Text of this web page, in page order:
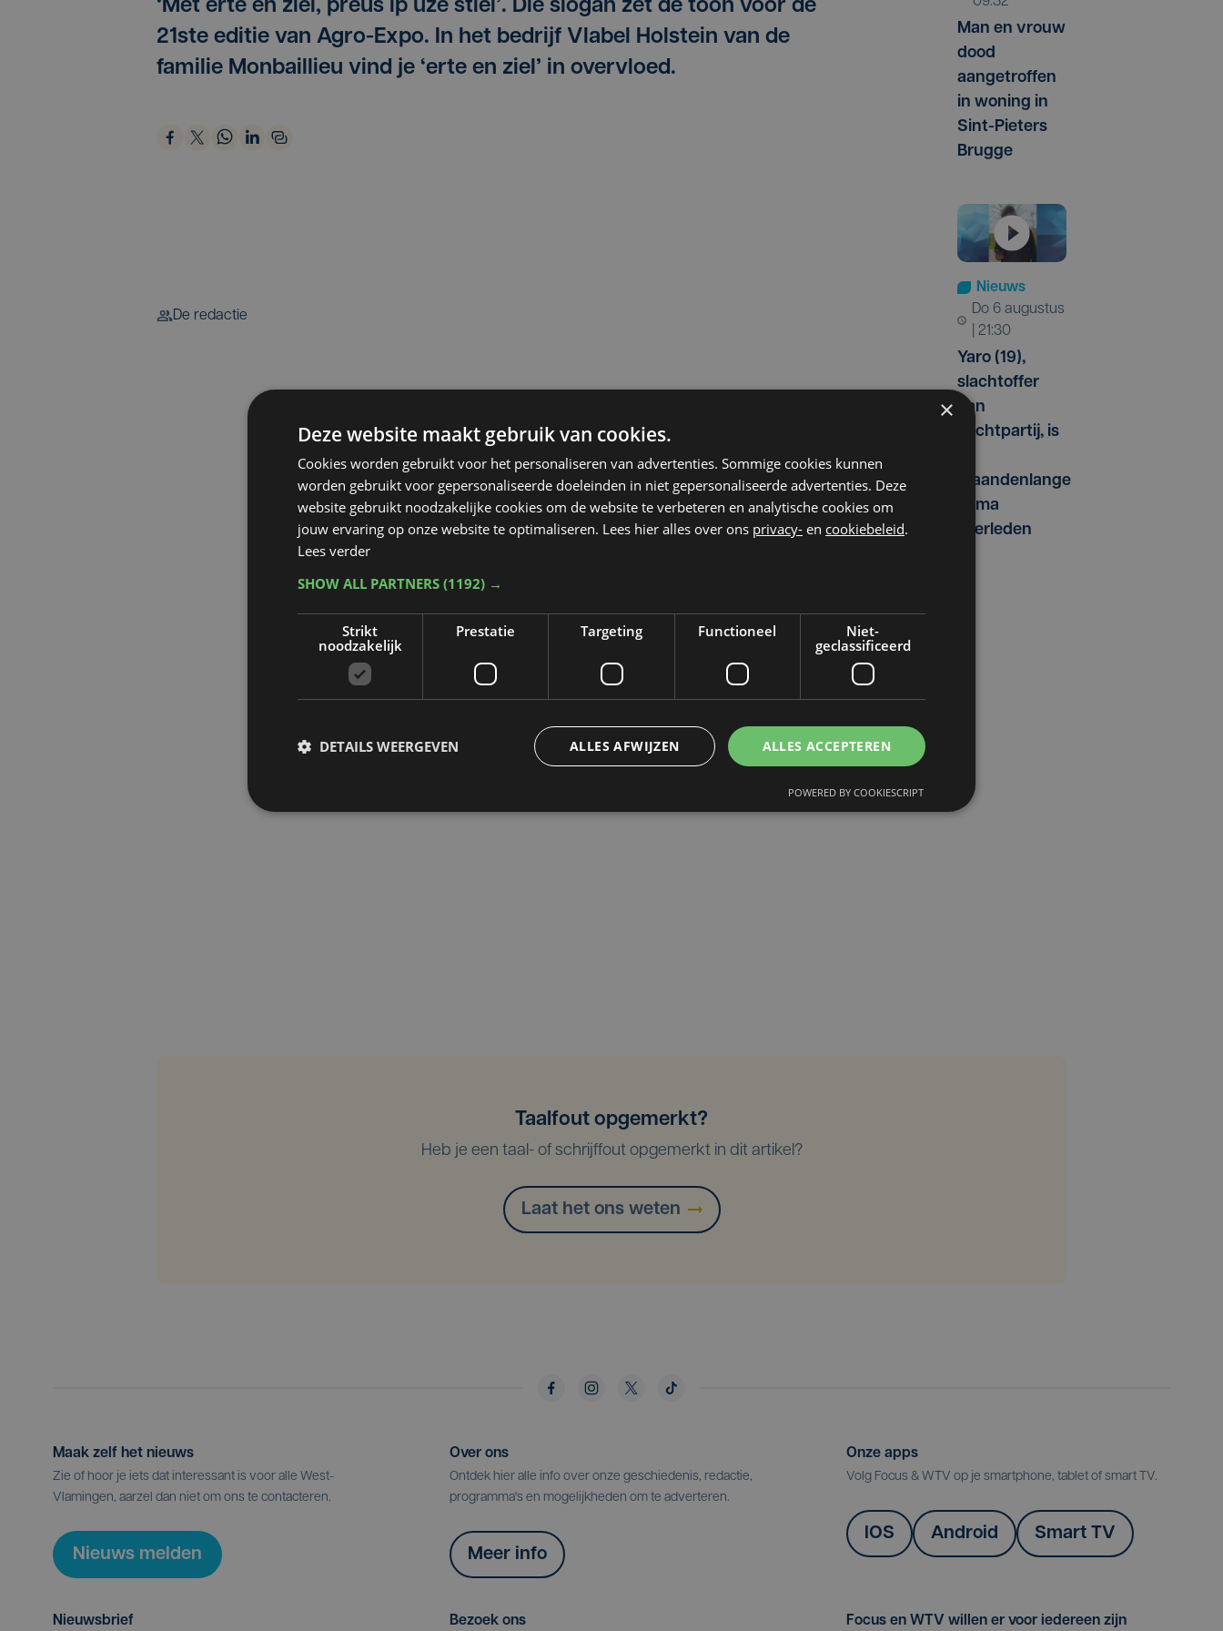
‘Met erte en ziel, preus ip uze stiel’. Die slogan zet de toon voor de
21ste editie van Agro-Expo. In het bedrijf Vlabel Holstein van de
familie Monbaillieu vind je ‘erte en ziel’ in overvloed.
De redactie
Man en vrouw
dood
aangetroffen
in woning in
Sint-Pieters
Brugge
Nieuws
do 6 augustus
| 21:30
Yaro (19),
slachtoffer
van
vechtpartij, is
maandenlange
coma
overleden
Taalfout opgemerkt?
Heb je een taal- of schrijffout opgemerkt in dit artikel?
Laat het ons weten
Maak zelf het nieuws
Zie of hoor je iets dat interessant is voor alle West-
Vlamingen, aarzel dan niet om ons te contacteren.
Nieuws melden
Over ons
Ontdek hier alle info over onze geschiedenis, redactie,
programma's en mogelijkheden om te adverteren.
Meer info
Onze apps
Volg Focus & WTV op je smartphone, tablet of smart TV.
IOS Android Smart TV
Nieuwsbrief Bezoek ons Focus en WTV willen er voor iedereen zijn
×
Deze website maakt gebruik van cookies.
Cookies worden gebruikt voor het personaliseren van advertenties. Sommige cookies kunnen
worden gebruikt voor gepersonaliseerde doeleinden in niet gepersonaliseerde advertenties. Deze
website gebruikt noodzakelijke cookies om de website te verbeteren en analytische cookies om
jouw ervaring op onze website te optimaliseren. Lees hier alles over ons privacy- en cookiebeleid.
Lees verder
SHOW ALL PARTNERS (1192) →
Strikt
noodzakelijk
Prestatie Targeting Functioneel
Niet-
geclassificeerd
ALLES ACCEPTEREN
ALLES AFWIJZEN
DETAILS WEERGEVEN
POWERED BY COOKIESCRIPT